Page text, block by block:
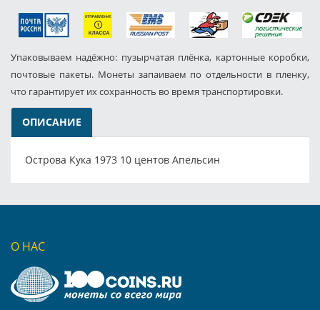
Упаковываем надёжно: пузырчатая плёнка, картонные коробки,
почтовые пакеты. Монеты запаиваем по отдельности в пленку,
что гарантирует их сохранность во время транспортировки.
ОПИСАНИЕ
Острова Кука 1973 10 центов Апельсин
О НАС